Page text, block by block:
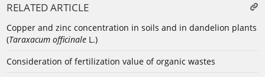
RELATED ARTICLE
Copper and zinc concentration in soils and in dandelion plants
(Taraxacum officinale L.)
Consideration of fertilization value of organic wastes